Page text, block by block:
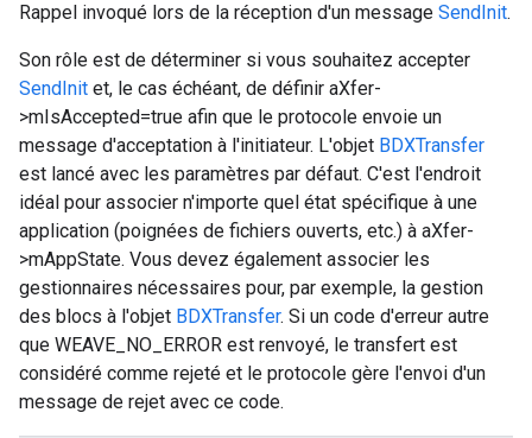
Rappel invoqué lors de la réception d'un message SendInit.
Son rôle est de déterminer si vous souhaitez accepter
SendInit et, le cas échéant, de définir aXfer-
>mIsAccepted=true afin que le protocole envoie un
message d'acceptation à l'initiateur. L'objet BDXTransfer
est lancé avec les paramètres par défaut. C'est l'endroit
idéal pour associer n'importe quel état spécifique à une
application (poignées de fichiers ouverts, etc.) à aXfer-
>mAppState. Vous devez également associer les
gestionnaires nécessaires pour, par exemple, la gestion
des blocs à l'objet BDXTransfer. Si un code d'erreur autre
que WEAVE_NO_ERROR est renvoyé, le transfert est
considéré comme rejeté et le protocole gère l'envoi d'un
message de rejet avec ce code.